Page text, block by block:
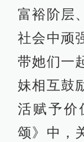
富裕阶层
社会中顽
带她们一
妹相互鼓
活赋予价
颂》中，